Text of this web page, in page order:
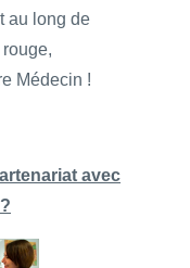
au long de
rouge,
Médecin !
avec